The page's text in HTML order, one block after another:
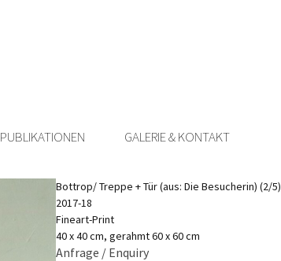
PUBLIKATIONEN GALERIE & KONTAKT
Bottrop/ Treppe + Tür (aus: Die Besucherin) (2/5)
2017-18
Fineart-Print
40 x 40 cm, gerahmt 60 x 60 cm
Anfrage / Enquiry